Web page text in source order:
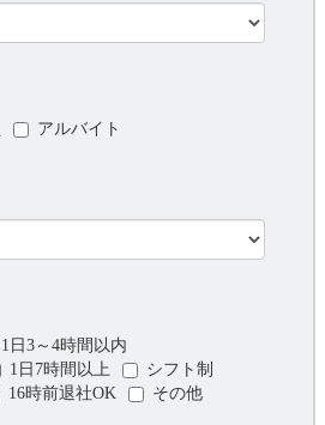
アルバイト
1日3～4時間以内
1日7時間以上
シフト制
16時前退社OK その他